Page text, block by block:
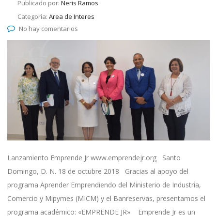
Publicado por: Neris Ramos
Categoría: Area de Interes
No hay comentarios
Lanzamiento Emprende Jr www.emprendejr.org Santo
Domingo, D. N. 18 de octubre 2018 Gracias al apoyo del
programa Aprender Emprendiendo del Ministerio de Industria,
Comercio y Mipymes (MICM) y el Banreservas, presentamos el
programa académico: «EMPRENDE JR» Emprende Jr es un